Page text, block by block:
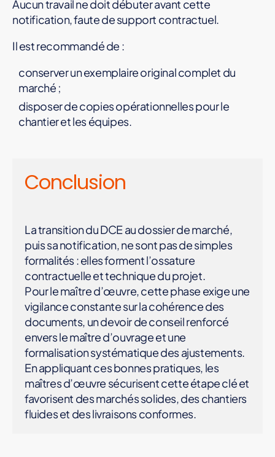
Aucun travail ne doit débuter avant cette
notification, faute de support contractuel.
Il est recommandé de :
conserver un exemplaire original complet du
marché ;
disposer de copies opérationnelles pour le
chantier et les équipes.
Conclusion
La transition du DCE au dossier de marché,
puis sa notification, ne sont pas de simples
formalités : elles forment l’ossature
contractuelle et technique du projet.
Pour le maître d’œuvre, cette phase exige une
vigilance constante sur la cohérence des
documents, un devoir de conseil renforcé
envers le maître d’ouvrage et une
formalisation systématique des ajustements.
En appliquant ces bonnes pratiques, les
maîtres d’œuvre sécurisent cette étape clé et
favorisent des marchés solides, des chantiers
fluides et des livraisons conformes.